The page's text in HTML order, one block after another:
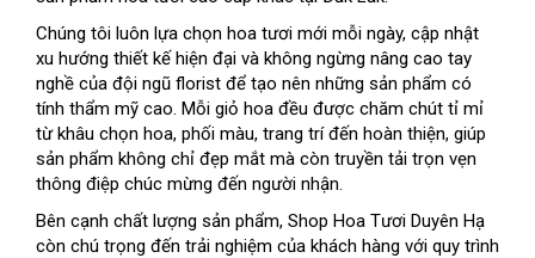
Chúng tôi luôn lựa chọn hoa tươi mới mỗi ngày, cập nhật
xu hướng thiết kế hiện đại và không ngừng nâng cao tay
nghề của đội ngũ florist để tạo nên những sản phẩm có
tính thẩm mỹ cao. Mỗi giỏ hoa đều được chăm chút tỉ mỉ
từ khâu chọn hoa, phối màu, trang trí đến hoàn thiện, giúp
sản phẩm không chỉ đẹp mắt mà còn truyền tải trọn vẹn
thông điệp chúc mừng đến người nhận.
Bên cạnh chất lượng sản phẩm, Shop Hoa Tươi Duyên Hạ
còn chú trọng đến trải nghiệm của khách hàng với quy trình